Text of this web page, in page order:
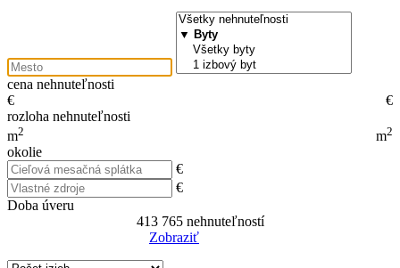
cena nehnuteľnosti
€
€
rozloha nehnuteľnosti
m2 m2
okolie
€
€
Doba úveru
413 765nehnuteľností
Zobraziť